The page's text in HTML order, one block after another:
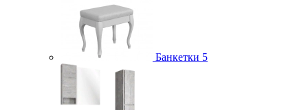
Банкетки 5